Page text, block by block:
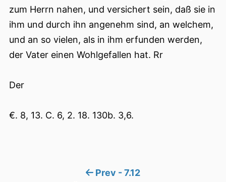
zum Herrn nahen, und versichert sein, daß sie in
ihm und durch ihn angenehm sind, an welchem,
und an so vielen, als in ihm erfunden werden,
der Vater einen Wohlgefallen hat. Rr
Der
€. 8, 13. C. 6, 2. 18. 130b. 3,6.
Prev - 7.12